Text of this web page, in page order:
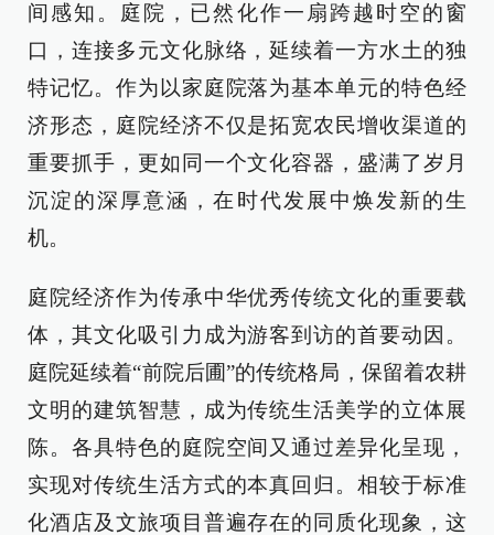
间感知。庭院，已然化作一扇跨越时空的窗
口，连接多元文化脉络，延续着一方水土的独
特记忆。作为以家庭院落为基本单元的特色经
济形态，庭院经济不仅是拓宽农民增收渠道的
重要抓手，更如同一个文化容器，盛满了岁月
沉淀的深厚意涵，在时代发展中焕发新的生
机。
庭院经济作为传承中华优秀传统文化的重要载
体，其文化吸引力成为游客到访的首要动因。
庭院延续着“前院后圃”的传统格局，保留着农耕
文明的建筑智慧，成为传统生活美学的立体展
陈。各具特色的庭院空间又通过差异化呈现，
实现对传统生活方式的本真回归。相较于标准
化酒店及文旅项目普遍存在的同质化现象，这